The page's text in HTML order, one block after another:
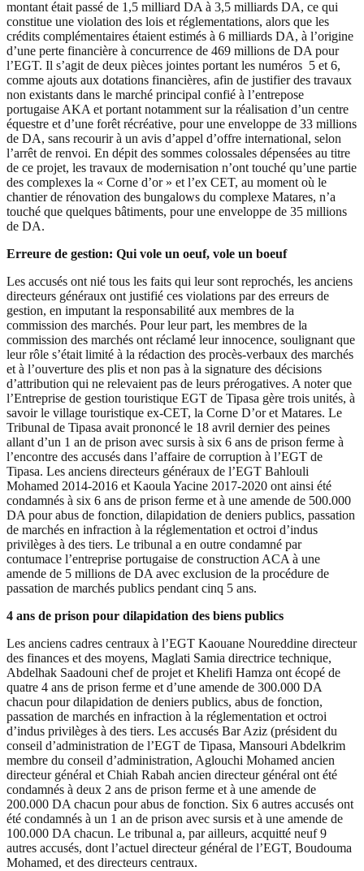
montant était passé de 1,5 milliard DA à 3,5 milliards DA, ce qui
constitue une violation des lois et réglementations, alors que les
crédits complémentaires étaient estimés à 6 milliards DA, à l’origine
d’une perte financière à concurrence de 469 millions de DA pour
l’EGT. Il s’agit de deux pièces jointes portant les numéros 5 et 6,
comme ajouts aux dotations financières, afin de justifier des travaux
non existants dans le marché principal confié à l’entrepose
portugaise AKA et portant notamment sur la réalisation d’un centre
équestre et d’une forêt récréative, pour une enveloppe de 33 millions
de DA, sans recourir à un avis d’appel d’offre international, selon
l’arrêt de renvoi. En dépit des sommes colossales dépensées au titre
de ce projet, les travaux de modernisation n’ont touché qu’une partie
des complexes la « Corne d’or » et l’ex CET, au moment où le
chantier de rénovation des bungalows du complexe Matares, n’a
touché que quelques bâtiments, pour une enveloppe de 35 millions
de DA.
Erreure de gestion: Qui vole un oeuf, vole un boeuf
Les accusés ont nié tous les faits qui leur sont reprochés, les anciens
directeurs généraux ont justifié ces violations par des erreurs de
gestion, en imputant la responsabilité aux membres de la
commission des marchés. Pour leur part, les membres de la
commission des marchés ont réclamé leur innocence, soulignant que
leur rôle s’était limité à la rédaction des procès-verbaux des marchés
et à l’ouverture des plis et non pas à la signature des décisions
d’attribution qui ne relevaient pas de leurs prérogatives. A noter que
l’Entreprise de gestion touristique EGT de Tipasa gère trois unités, à
savoir le village touristique ex-CET, la Corne D’or et Matares. Le
Tribunal de Tipasa avait prononcé le 18 avril dernier des peines
allant d’un 1 an de prison avec sursis à six 6 ans de prison ferme à
l’encontre des accusés dans l’affaire de corruption à l’EGT de
Tipasa. Les anciens directeurs généraux de l’EGT Bahlouli
Mohamed 2014-2016 et Kaoula Yacine 2017-2020 ont ainsi été
condamnés à six 6 ans de prison ferme et à une amende de 500.000
DA pour abus de fonction, dilapidation de deniers publics, passation
de marchés en infraction à la réglementation et octroi d’indus
privilèges à des tiers. Le tribunal a en outre condamné par
contumace l’entreprise portugaise de construction ACA à une
amende de 5 millions de DA avec exclusion de la procédure de
passation de marchés publics pendant cinq 5 ans.
4 ans de prison pour dilapidation des biens publics
Les anciens cadres centraux à l’EGT Kaouane Noureddine directeur
des finances et des moyens, Maglati Samia directrice technique,
Abdelhak Saadouni chef de projet et Khelifi Hamza ont écopé de
quatre 4 ans de prison ferme et d’une amende de 300.000 DA
chacun pour dilapidation de deniers publics, abus de fonction,
passation de marchés en infraction à la réglementation et octroi
d’indus privilèges à des tiers. Les accusés Bar Aziz (président du
conseil d’administration de l’EGT de Tipasa, Mansouri Abdelkrim
membre du conseil d’administration, Aglouchi Mohamed ancien
directeur général et Chiah Rabah ancien directeur général ont été
condamnés à deux 2 ans de prison ferme et à une amende de
200.000 DA chacun pour abus de fonction. Six 6 autres accusés ont
été condamnés à un 1 an de prison avec sursis et à une amende de
100.000 DA chacun. Le tribunal a, par ailleurs, acquitté neuf 9
autres accusés, dont l’actuel directeur général de l’EGT, Boudouma
Mohamed, et des directeurs centraux.